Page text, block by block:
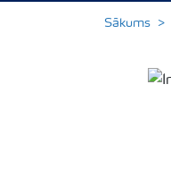
Sākums